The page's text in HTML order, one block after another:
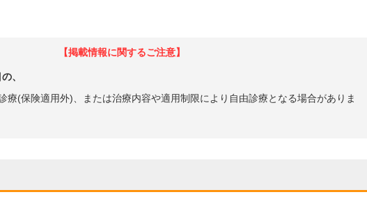
【掲載情報に関するご注意】
、
療(保険適用外)、または治療内容や適用制限により自由診療となる場合がありま